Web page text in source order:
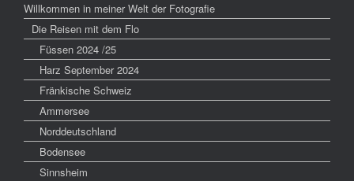
Willkommen in meiner Welt der Fotografie
Die Reisen mit dem Flo
Füssen 2024 /25
Harz September 2024
Fränkische Schweiz
Ammersee
Norddeutschland
Bodensee
Sinnsheim